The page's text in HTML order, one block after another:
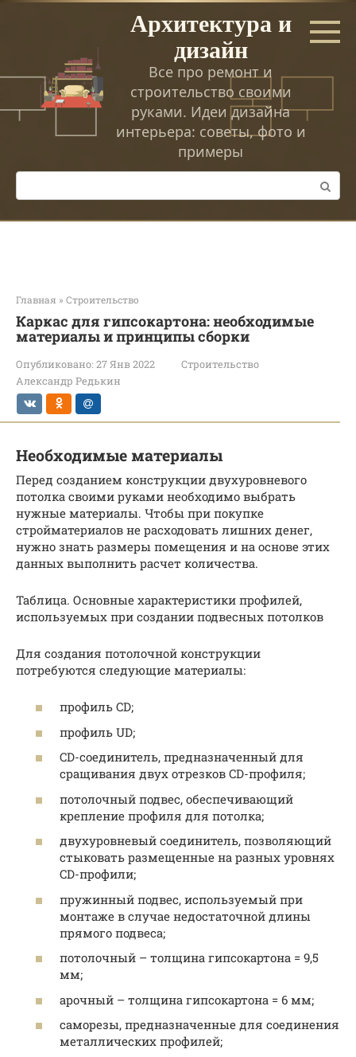
Перейти
Архитектура и
дизайн
Все про ремонт и
строительство своими
руками. Идеи дизайна
интерьера: советы, фото и
примеры
Поиск:
Главная » Строительство
Каркас для гипсокартона: необходимые
материалы и принципы сборки
Опубликовано: 27 Янв 2022
Строительство
Александр Редькин
Необходимые материалы
Перед созданием конструкции двухуровневого
потолка своими руками необходимо выбрать
нужные материалы. Чтобы при покупке
стройматериалов не расходовать лишних денег,
нужно знать размеры помещения и на основе этих
данных выполнить расчет количества.
Таблица. Основные характеристики профилей,
используемых при создании подвесных потолков
Для создания потолочной конструкции
потребуются следующие материалы:
профиль CD;
профиль UD;
CD-соединитель, предназначенный для
сращивания двух отрезков CD-профиля;
потолочный подвес, обеспечивающий
крепление профиля для потолка;
двухуровневый соединитель, позволяющий
стыковать размещенные на разных уровнях
CD-профили;
пружинный подвес, используемый при
монтаже в случае недостаточной длины
прямого подвеса;
потолочный – толщина гипсокартона = 9,5
мм;
арочный – толщина гипсокартона = 6 мм;
саморезы, предназначенные для соединения
металлических профилей;